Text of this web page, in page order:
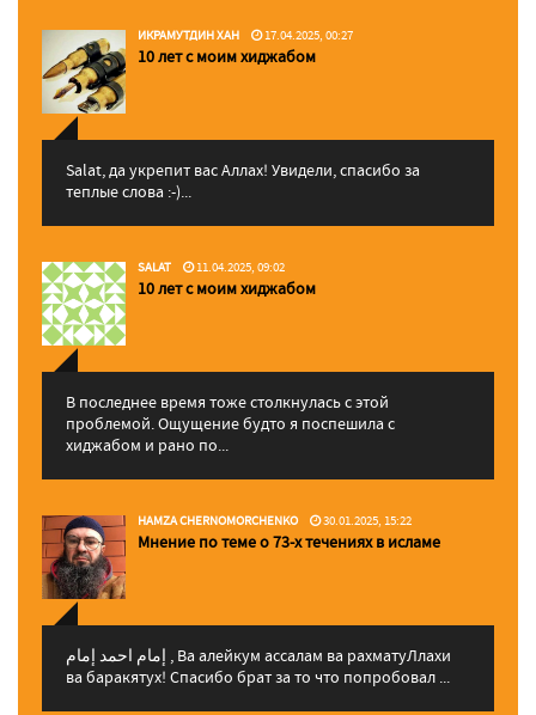
ИКРАМУТДИН ХАН 17.04.2025, 00:27
10 лет с моим хиджабом
Salat, да укрепит вас Аллаx! Увидели, спасибо за
теплые слова :-)...
SALAT 11.04.2025, 09:02
10 лет с моим хиджабом
В последнее время тоже столкнулась с этой
проблемой. Ощущение будто я поспешила с
хиджабом и рано по...
HAMZA CHERNOMORCHENKO 30.01.2025, 15:22
Мнение по теме о 73-х течениях в исламе
إمام احمد إمام , Ва алейкум ассалам ва рахматуЛлахи
ва баракятух! Спасибо брат за то что попробовал ...